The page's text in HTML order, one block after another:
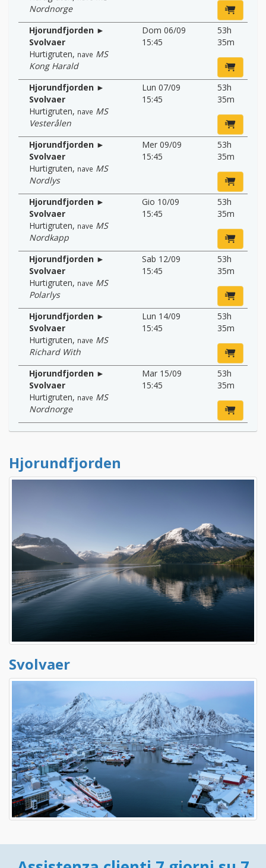
Nordnorge
Hjorundfjorden ►
Svolvaer
Hurtigruten, nave MS
Kong Harald
Dom 06/09
15:45
53h
35m
Hjorundfjorden ►
Svolvaer
Hurtigruten, nave MS
Vesterålen
Lun 07/09
15:45
53h
35m
Hjorundfjorden ►
Svolvaer
Hurtigruten, nave MS
Nordlys
Mer 09/09
15:45
53h
35m
Hjorundfjorden ►
Svolvaer
Hurtigruten, nave MS
Nordkapp
Gio 10/09
15:45
53h
35m
Hjorundfjorden ►
Svolvaer
Hurtigruten, nave MS
Polarlys
Sab 12/09
15:45
53h
35m
Hjorundfjorden ►
Svolvaer
Hurtigruten, nave MS
Richard With
Lun 14/09
15:45
53h
35m
Hjorundfjorden ►
Svolvaer
Hurtigruten, nave MS
Nordnorge
Mar 15/09
15:45
53h
35m
Hjorundfjorden
Svolvaer